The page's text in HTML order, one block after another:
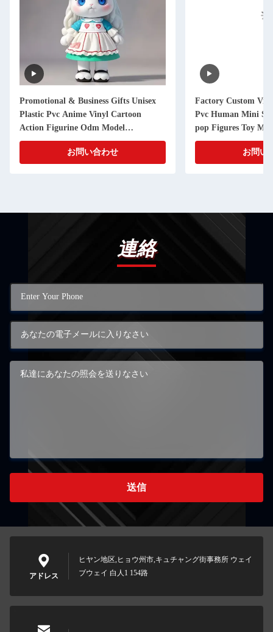
Promotional & Business Gifts Unisex
Plastic Pvc Anime Vinyl Cartoon
Action Figurine Odm Model
Manufacturer
お問い合わせ
Factory Custom
Pvc Human Mini
pop Figures Toy
お問い
連絡
送信
アドレス
ヒヤン地区,ヒョウ州市,キュチャング街事務所 ウェイ
ブウェイ 白人1 154路